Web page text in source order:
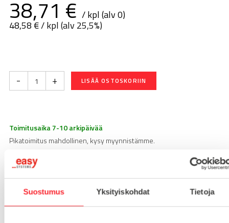
Suostumus Yksityiskohdat Tietoja
38,71 € / kpl (alv 0)
48,58 €/ kpl (alv 25,5%)
- + LISÄÄ OSTOSKORIIN
Toimitusaika 7-10 arkipäivää
Pikatoimitus mahdollinen, kysy myynnistämme.
Toimituskulut 25€ kun lähetyksen pituus alle 1900mm.
Yli 1900mm toimitus 50€ ja yli 3000mm toimitus 150€
Tuotenumero098S100GD4045NESD